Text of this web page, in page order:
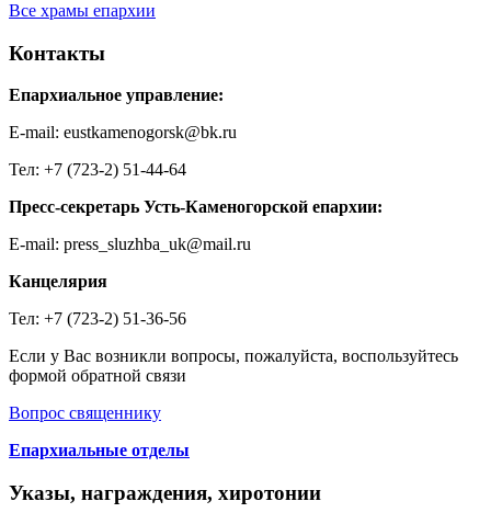
Все храмы епархии
Контакты
Епархиальное управление:
E-mail: eustkamenogorsk@bk.ru
Тел: +7 (723-2) 51-44-64
Пресс-секретарь Усть-Каменогорской епархии:
E-mail: press_sluzhba_uk@mail.ru
Канцелярия
Тел: +7 (723-2) 51-36-56
Если у Вас возникли вопросы, пожалуйста, воспользуйтесь
формой обратной связи
Вопрос священнику
Епархиальные отделы
Указы, награждения, хиротонии